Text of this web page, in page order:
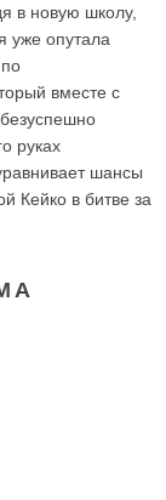
в новую школу,
уже опутала
вместе с
руках
шансы
Кейко в битве за